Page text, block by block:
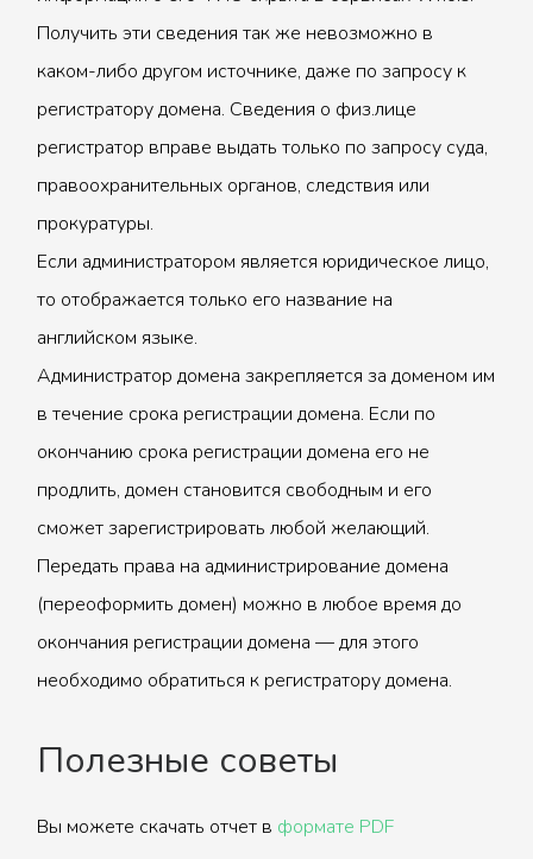
Получить эти сведения так же невозможно в
каком-либо другом источнике, даже по запросу к
регистратору домена. Сведения о физ.лице
регистратор вправе выдать только по запросу суда,
правоохранительных органов, следствия или
прокуратуры.
Если администратором является юридическое лицо,
то отображается только его название на
английском языке.
Администратор домена закрепляется за доменом им
в течение срока регистрации домена. Если по
окончанию срока регистрации домена его не
продлить, домен становится свободным и его
сможет зарегистрировать любой желающий.
Передать права на администрирование домена
(переоформить домен) можно в любое время до
окончания регистрации домена — для этого
необходимо обратиться к регистратору домена.
Полезные советы
Вы можете скачать отчет в формате PDF